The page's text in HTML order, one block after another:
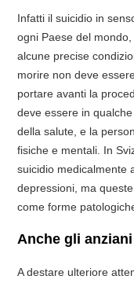
Infatti il suicidio in
ogni Paese del
alcune precise
morire non deve
portare avanti la
deve essere in
della salute, e la
fisiche e mentali. In
suicidio medicalmente
depressioni, ma
come forme
Anche gli
A destare ulteriore